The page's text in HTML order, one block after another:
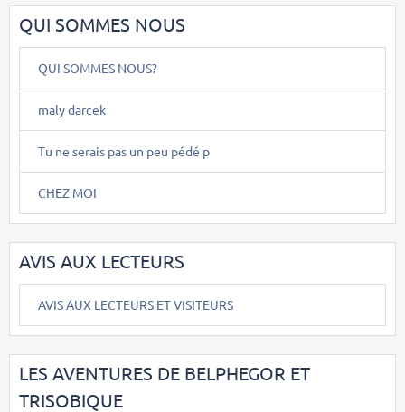
QUI SOMMES NOUS
QUI SOMMES NOUS?
maly darcek
Tu ne serais pas un peu pédé p
CHEZ MOI
AVIS AUX LECTEURS
AVIS AUX LECTEURS ET VISITEURS
LES AVENTURES DE BELPHEGOR ET
TRISOBIQUE